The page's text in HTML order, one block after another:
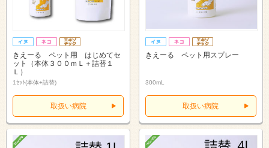
きえーる ペット用 はじめてセ
ット（本体３００ｍＬ＋詰替１
Ｌ）
1ｾｯﾄ(本体+詰替)
取扱い病院
きえーる ペット用スプレー
300mL
取扱い病院